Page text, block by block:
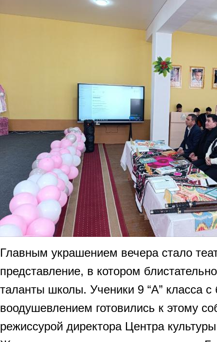
Главным украшением вечера стало
представление, в котором
таланты школы. Ученики 9 “А” класса
воодушевлением готовились к этому
режиссурой директора Центра